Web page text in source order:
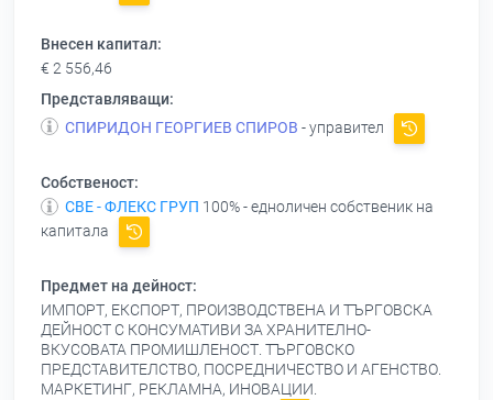
Внесен капитал:
€ 2 556,46
Представляващи:
СПИРИДОН ГЕОРГИЕВ СПИРОВ - управител
Собственост:
СВЕ - ФЛЕКС ГРУП 100% - едноличен собственик на
капитала
Предмет на дейност:
ИМПОРТ, ЕКСПОРТ, ПРОИЗВОДСТВЕНА И ТЪРГОВСКА
ДЕЙНОСТ С КОНСУМАТИВИ ЗА ХРАНИТЕЛНО-
ВКУСОВАТА ПРОМИШЛЕНОСТ. ТЪРГОВСКО
ПРЕДСТАВИТЕЛСТВО, ПОСРЕДНИЧЕСТВО И АГЕНСТВО.
МАРКЕТИНГ, РЕКЛАМНА, ИНОВАЦИИ.